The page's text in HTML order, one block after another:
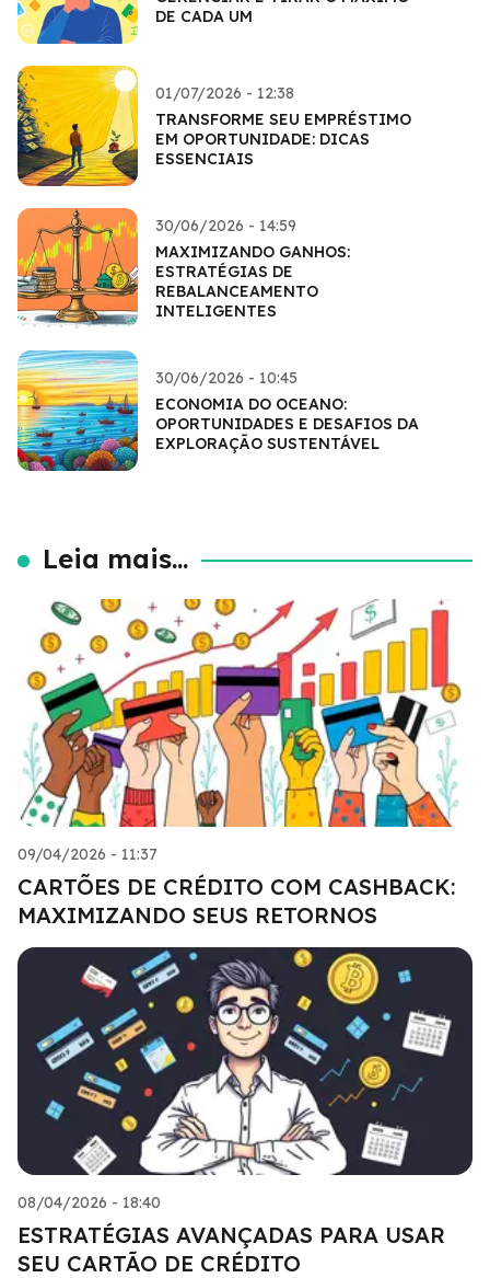
DE CADA UM
01/07/2026 - 12:38
TRANSFORME SEU EMPRÉSTIMO
EM OPORTUNIDADE: DICAS
ESSENCIAIS
30/06/2026 - 14:59
MAXIMIZANDO GANHOS:
ESTRATÉGIAS DE
REBALANCEAMENTO
INTELIGENTES
30/06/2026 - 10:45
ECONOMIA DO OCEANO:
OPORTUNIDADES E DESAFIOS DA
EXPLORAÇÃO SUSTENTÁVEL
Leia mais...
09/04/2026 - 11:37
CARTÕES DE CRÉDITO COM CASHBACK:
MAXIMIZANDO SEUS RETORNOS
08/04/2026 - 18:40
ESTRATÉGIAS AVANÇADAS PARA USAR
SEU CARTÃO DE CRÉDITO